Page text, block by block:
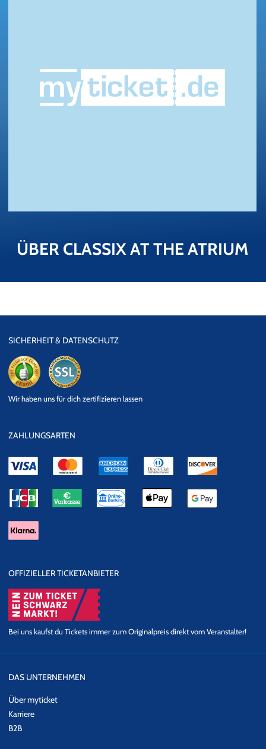
ÜBER CLAS­SIX AT THE ATRI­UM
SICHERHEIT & DATENSCHUTZ
Datensicherheit
Wir haben uns für dich zertifizieren lassen
ZAHLUNGSARTEN
OFFIZIELLER TICKETANBIETER
Bei uns kaufst du Tickets immer zum Originalpreis direkt vom Veranstalter!
DAS UNTERNEHMEN
Über myticket
Karriere
B2B